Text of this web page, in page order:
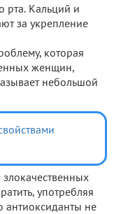
рта. Кальций и
за укрепление
которая
женщин,
небольшой
употребляя
антиоксиданты не